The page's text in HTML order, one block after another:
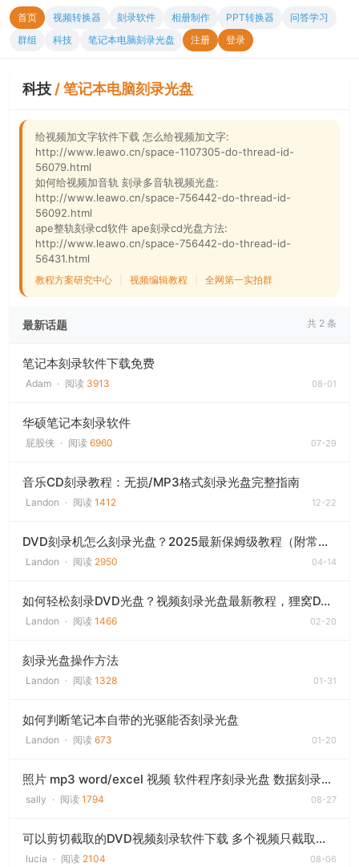
首页 视频转换器 刻录软件 相册制作 PPT转换器
问答学习
群组
科技 笔记本电脑刻录光盘 注册 登录
科技 /笔记本电脑刻录光盘
给视频加文字软件下载 怎么给视频加文字:
http://www.leawo.cn/space-1107305-do-thread-id-
56079.html
如何给视频加音轨 刻录多音轨视频光盘:
http://www.leawo.cn/space-756442-do-thread-id-
56092.html
ape整轨刻录cd软件 ape刻录cd光盘方法:
http://www.leawo.cn/space-756442-do-thread-id-
56431.html
教程方案研究中心 视频编辑教程 全网第一实拍群
最新话题 共 2 条
笔记本刻录软件下载免费
Adam · 阅读 3913 08-01
华硕笔记本刻录软件
屁股侠 · 阅读 6960 07-29
音乐CD刻录教程：无损/MP3格式刻录光盘完整指南
Landon · 阅读 1412 12-22
DVD刻录机怎么刻录光盘？2025最新保姆级教程（附常见问题解决）
Landon · 阅读 2950 04-14
如何轻松刻录DVD光盘？视频刻录光盘最新教程，狸窝DVD刻录软件助你一步到位！
Landon · 阅读 1466 02-20
刻录光盘操作方法
Landon · 阅读 1328 01-31
如何判断笔记本自带的光驱能否刻录光盘
Landon · 阅读 673 01-20
照片 mp3 word/excel 视频 软件程序刻录光盘 数据刻录软件下载
sally · 阅读 1794 08-27
可以剪切截取的DVD视频刻录软件下载 多个视频只截取其中一段视频再刻录光盘
lucia · 阅读 2104 08-06